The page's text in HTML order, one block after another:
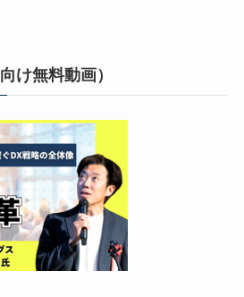
け無料動画）